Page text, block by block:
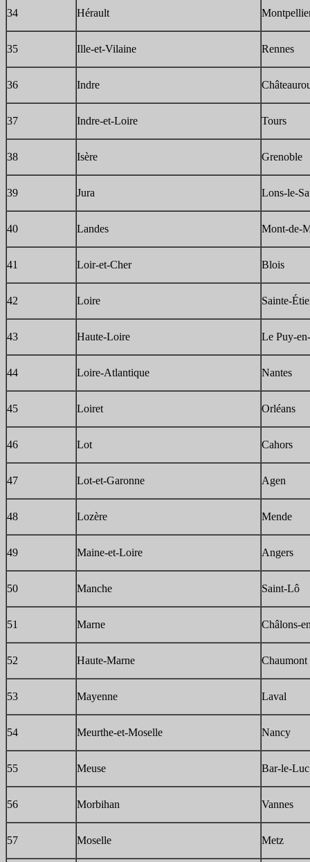
34 Hérault
35 Ille-et-Vilaine Rennes
36 Indre
37 Indre-et-Loire Tours
38 Isère Grenoble
39 Jura Lons-le-
40 Landes Mont-de-
41 Loir-et-Cher Blois
42 Loire Sainte-
43 Haute-Loire Le Puy-
44 Loire-Atlantique Nantes
45 Loiret Orléans
46 Lot Cahors
47 Lot-et-Garonne Agen
48 Lozère Mende
49 Maine-et-Loire Angers
50 Manche Saint-Lô
51 Marne Châlons-
52 Haute-Marne Chaumont
53 Mayenne Laval
54 Meurthe-et-Moselle Nancy
55 Meuse Bar-le-Luc
56 Morbihan Vannes
57 Moselle Metz